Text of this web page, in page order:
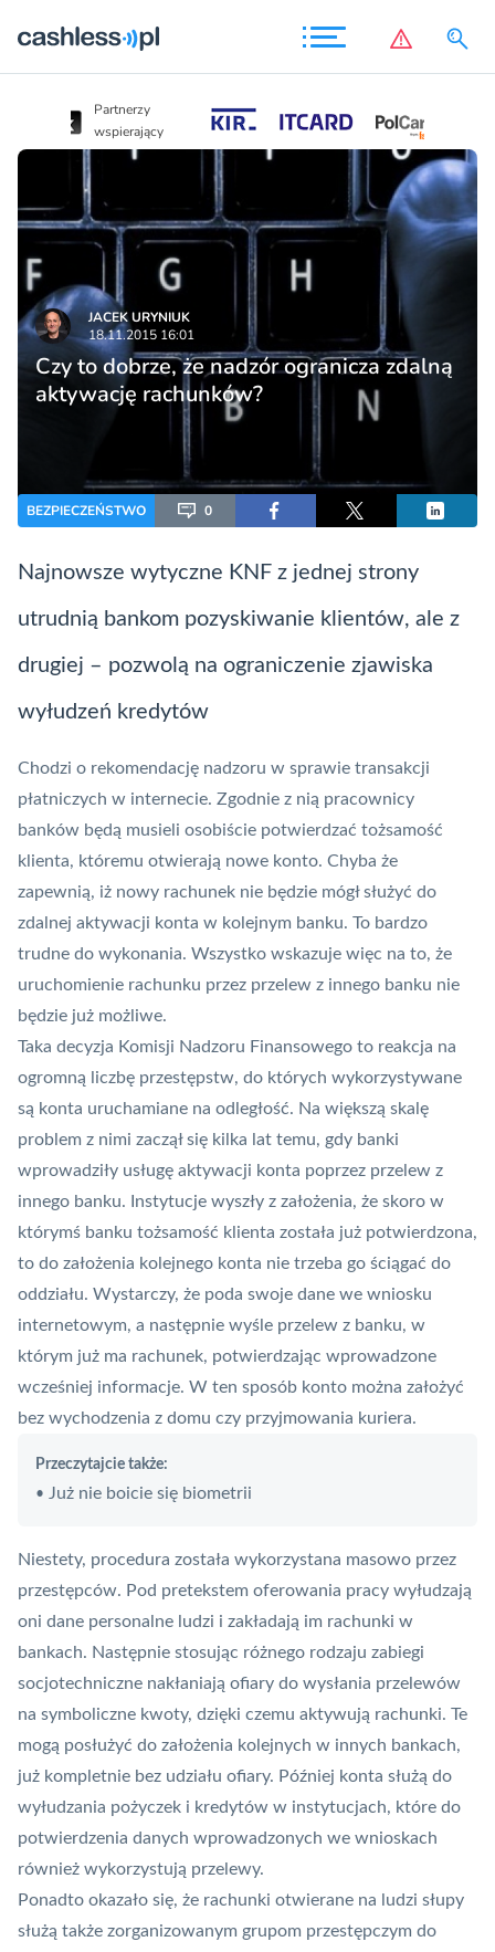
Partnerzy
wspierający
JACEK URYNIUK
18.11.2015 16:01
Czy to dobrze, że nadzór ogranicza zdalną
aktywację rachunków?
BEZPIECZEŃSTWO 0
Najnowsze wytyczne KNF z jednej strony
utrudnią bankom pozyskiwanie klientów, ale z
drugiej – pozwolą na ograniczenie zjawiska
wyłudzeń kredytów
Chodzi o rekomendację nadzoru w sprawie transakcji
płatniczych w internecie. Zgodnie z nią pracownicy
banków będą musieli osobiście potwierdzać tożsamość
klienta, któremu otwierają nowe konto. Chyba że
zapewnią, iż nowy rachunek nie będzie mógł służyć do
zdalnej aktywacji konta w kolejnym banku. To bardzo
trudne do wykonania. Wszystko wskazuje więc na to, że
uruchomienie rachunku przez przelew z innego banku nie
będzie już możliwe.
Taka decyzja Komisji Nadzoru Finansowego to reakcja na
ogromną liczbę przestępstw, do których wykorzystywane
są konta uruchamiane na odległość. Na większą skalę
problem z nimi zaczął się kilka lat temu, gdy banki
wprowadziły usługę aktywacji konta poprzez przelew z
innego banku. Instytucje wyszły z założenia, że skoro w
którymś banku tożsamość klienta została już potwierdzona,
to do założenia kolejnego konta nie trzeba go ściągać do
oddziału. Wystarczy, że poda swoje dane we wniosku
internetowym, a następnie wyśle przelew z banku, w
którym już ma rachunek, potwierdzając wprowadzone
wcześniej informacje. W ten sposób konto można założyć
bez wychodzenia z domu czy przyjmowania kuriera.
Przeczytajcie także:
• Już nie boicie się biometrii
Niestety, procedura została wykorzystana masowo przez
przestępców. Pod pretekstem oferowania pracy wyłudzają
oni dane personalne ludzi i zakładają im rachunki w
bankach. Następnie stosując różnego rodzaju zabiegi
socjotechniczne nakłaniają ofiary do wysłania przelewów
na symboliczne kwoty, dzięki czemu aktywują rachunki. Te
mogą posłużyć do założenia kolejnych w innych bankach,
już kompletnie bez udziału ofiary. Później konta służą do
wyłudzania pożyczek i kredytów w instytucjach, które do
potwierdzenia danych wprowadzonych we wnioskach
również wykorzystują przelewy.
Ponadto okazało się, że rachunki otwierane na ludzi słupy
służą także zorganizowanym grupom przestępczym do